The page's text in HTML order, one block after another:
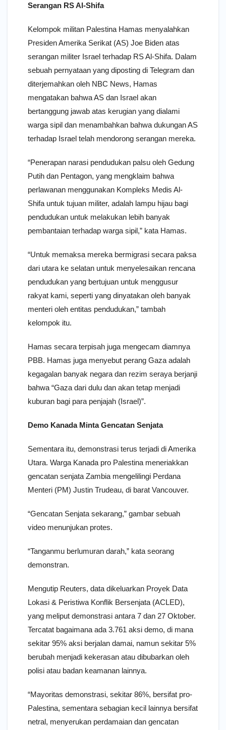
Serangan RS Al-Shifa
Kelompok militan Palestina Hamas menyalahkan
Presiden Amerika Serikat (AS) Joe Biden atas
serangan militer Israel terhadap RS Al-Shifa. Dalam
sebuah pernyataan yang diposting di Telegram dan
diterjemahkan oleh NBC News, Hamas
mengatakan bahwa AS dan Israel akan
bertanggung jawab atas kerugian yang dialami
warga sipil dan menambahkan bahwa dukungan AS
terhadap Israel telah mendorong serangan mereka.
“Penerapan narasi pendudukan palsu oleh Gedung
Putih dan Pentagon, yang mengklaim bahwa
perlawanan menggunakan Kompleks Medis Al-
Shifa untuk tujuan militer, adalah lampu hijau bagi
pendudukan untuk melakukan lebih banyak
pembantaian terhadap warga sipil,” kata Hamas.
“Untuk memaksa mereka bermigrasi secara paksa
dari utara ke selatan untuk menyelesaikan rencana
pendudukan yang bertujuan untuk menggusur
rakyat kami, seperti yang dinyatakan oleh banyak
menteri oleh entitas pendudukan,” tambah
kelompok itu.
Hamas secara terpisah juga mengecam diamnya
PBB. Hamas juga menyebut perang Gaza adalah
kegagalan banyak negara dan rezim seraya berjanji
bahwa “Gaza dari dulu dan akan tetap menjadi
kuburan bagi para penjajah (Israel)”.
Demo Kanada Minta Gencatan Senjata
Sementara itu, demonstrasi terus terjadi di Amerika
Utara. Warga Kanada pro Palestina meneriakkan
gencatan senjata Zambia mengelilingi Perdana
Menteri (PM) Justin Trudeau, di barat Vancouver.
“Gencatan Senjata sekarang,” gambar sebuah
video menunjukan protes.
“Tanganmu berlumuran darah,” kata seorang
demonstran.
Mengutip Reuters, data dikeluarkan Proyek Data
Lokasi & Peristiwa Konflik Bersenjata (ACLED),
yang meliput demonstrasi antara 7 dan 27 Oktober.
Tercatat bagaimana ada 3.761 aksi demo, di mana
sekitar 95% aksi berjalan damai, namun sekitar 5%
berubah menjadi kekerasan atau dibubarkan oleh
polisi atau badan keamanan lainnya.
“Mayoritas demonstrasi, sekitar 86%, bersifat pro-
Palestina, sementara sebagian kecil lainnya bersifat
netral, menyerukan perdamaian dan gencatan